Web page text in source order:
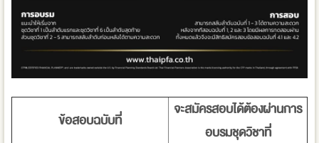
ข้อสอบฉบับที่
จะสมัครสอบได้ต้องผ่านการ
อบรมชุดวิชาที่